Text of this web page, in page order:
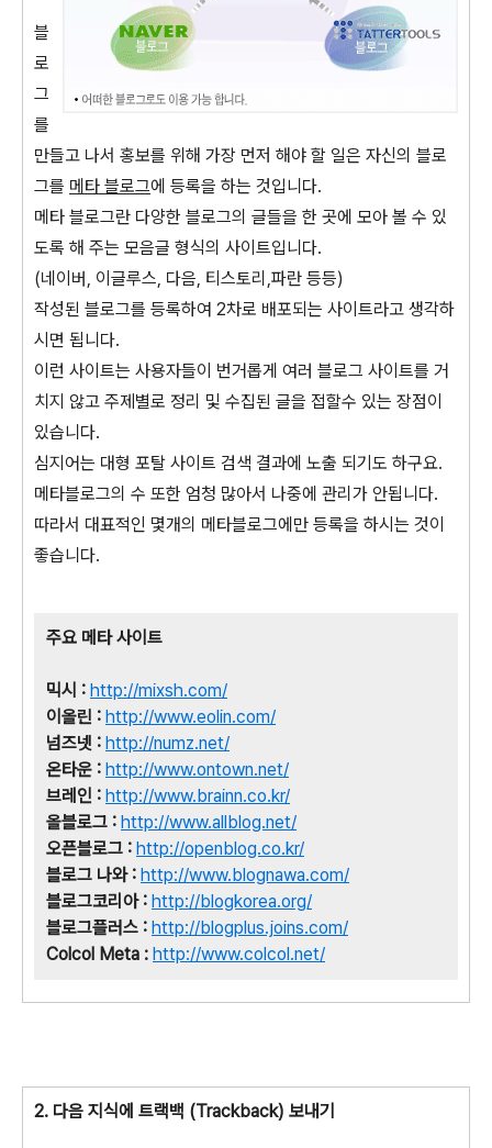
블
로
그
를
만들고 나서 홍보를 위해 가장 먼저 해야 할 일은 자신의 블로
그를 메타 블로그에 등록을 하는 것입니다.
메타 블로그란 다양한 블로그의 글들을 한 곳에 모아 볼 수 있
도록 해 주는 모음글 형식의 사이트입니다.
(네이버, 이글루스, 다음, 티스토리,파란 등등)
작성된 블로그를 등록하여 2차로 배포되는 사이트라고 생각하
시면 됩니다.
이런 사이트는 사용자들이 번거롭게 여러 블로그 사이트를 거
치지 않고 주제별로 정리 및 수집된 글을 접할수 있는 장점이
있습니다.
심지어는 대형 포탈 사이트 검색 결과에 노출 되기도 하구요.
메타블로그의 수 또한 엄청 많아서 나중에 관리가 안됩니다.
따라서 대표적인 몇개의 메타블로그에만 등록을 하시는 것이
좋습니다.
주요 메타 사이트
믹시 : http://mixsh.com/
이올린 : http://www.eolin.com/
넘즈넷 : http://numz.net/
온타운 : http://www.ontown.net/
브레인 : http://www.brainn.co.kr/
올블로그 : http://www.allblog.net/
오픈블로그 : http://openblog.co.kr/
블로그 나와 : http://www.blognawa.com/
블로그코리아 : http://blogkorea.org/
블로그플러스 : http://blogplus.joins.com/
Colcol Meta : http://www.colcol.net/
2. 다음 지식에 트랙백 (Trackback) 보내기